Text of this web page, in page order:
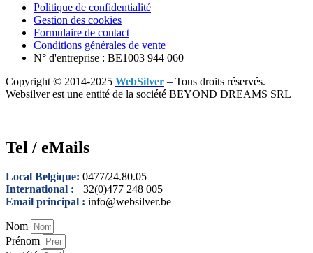
Politique de confidentialité
Gestion des cookies
Formulaire de contact
Conditions générales de vente
N° d'entreprise : BE1003 944 060
Copyright © 2014-2025 WebSilver – Tous droits réservés.
Websilver est une entité de la société BEYOND DREAMS SRL
Tel / eMails
Local Belgique: 0477/24.80.05
International : +32(0)477 248 005
Email principal : info@websilver.be
Nom
Prénom